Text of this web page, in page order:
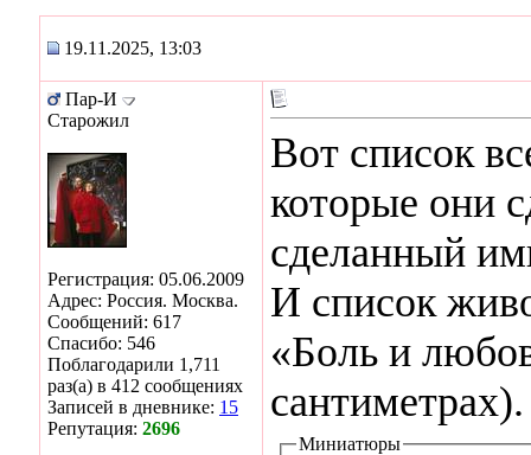
19.11.2025, 13:03
Пар-И
Старожил
Регистрация: 05.06.2009
Адрес: Россия. Москва.
Сообщений: 617
Спасибо: 546
Поблагодарили 1,711
раз(а) в 412 сообщениях
Записей в дневнике: 15
Репутация: 2696
Вот список
которые они
сделанный
И список
«Боль и
сантиметрах).
Миниатюры